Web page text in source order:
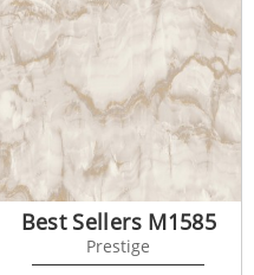
Best Sellers M1585
Prestige